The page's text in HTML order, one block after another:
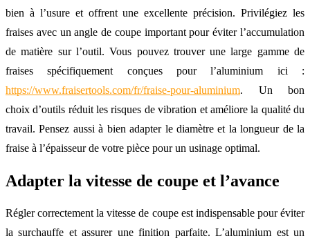
bien à l’usure et offrent une excellente précision. Privilégiez les
fraises avec un angle de coupe important pour éviter l’accumulation
de matière sur l’outil. Vous pouvez trouver une large gamme de
fraises spécifiquement conçues pour l’aluminium ici :
https://www.fraisertools.com/fr/fraise-pour-aluminium. Un bon
choix d’outils réduit les risques de vibration et améliore la qualité du
travail. Pensez aussi à bien adapter le diamètre et la longueur de la
fraise à l’épaisseur de votre pièce pour un usinage optimal.
Adapter la vitesse de coupe et l’avance
Régler correctement la vitesse de coupe est indispensable pour éviter
la surchauffe et assurer une finition parfaite. L’aluminium est un